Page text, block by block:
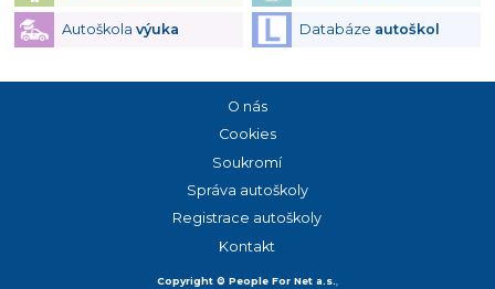
Autoškola výuka Databáze autoškol
Copyright © People For Net a.s.
O nás
Cookies
Soukromí
Správa autoškoly
Registrace autoškoly
Kontakt